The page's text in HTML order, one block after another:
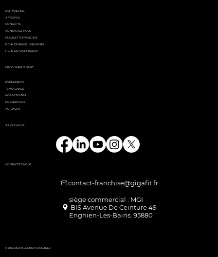
DÉCOUVRIR GIGAFIT
ÉVÉNEMENTS
TÉMOIGNAGE
NOS ACTIVITÉS
NOS SERVICES
ACTUALITÉ
CONTACTEZ-NOUS
contact-franchise@gigafit.fr
Enghien-Les-Bains, 95880
LA FRANCHISE
À PROPOS
CONCEPTS
CONTACTEZ-NOUS
PLAQUETTE FRANCHISE
FICHE DE RENSEIGNEMENTS
FICHE DE FOURNISSEUR
SUIVEZ-NOUS
© 2025 GIGAFIT. ALL RIGHTS RESERVED.